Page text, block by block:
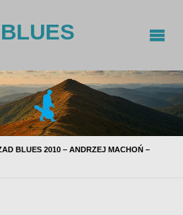
BLUES 2010 – ANDRZEJ MACHOŃ –